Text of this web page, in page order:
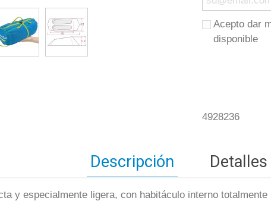
Acepto dar
disponible
4928236
Descripción Detalles
y especialmente ligera, con habitáculo interno